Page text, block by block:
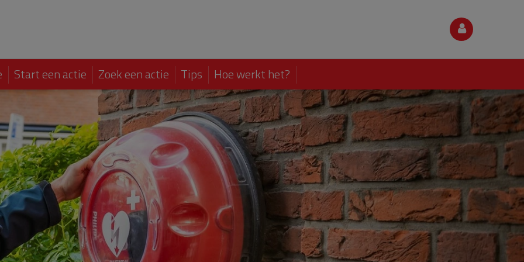
Start een actie Zoek een actie Tips Hoe werkt het?